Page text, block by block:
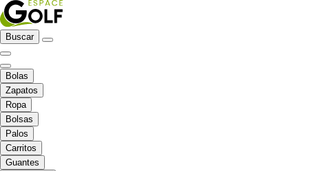
Buscar
Bolas
Zapatos
Ropa
Bolsas
Palos
Carritos
Guantes